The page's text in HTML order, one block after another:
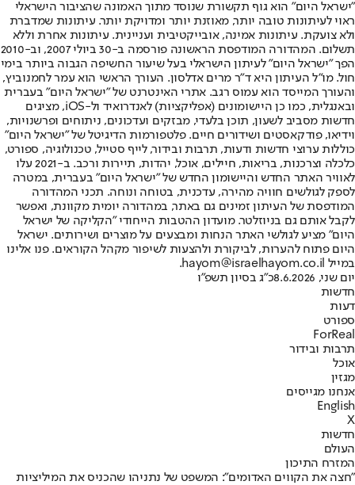
"ישראל היום" הוא גוף תקשורת שנוסד מתוך האמונה שהציבור הישראלי
ראוי לעיתונות טובה יותר, מאוזנת יותר ומדויקת יותר. עיתונות שמדברת
ולא צועקת. עיתונות אמינה, אובייקטיבית ועניינית. עיתונות אחרת וללא
תשלום. המהדורה המודפסת הראשונה פורסמה ב-30 ביולי 2007, וב-2010
הפך "ישראל היום" לעיתון הישראלי בעל שיעור החשיפה הגבוה ביותר בימי
חול. מו"ל העיתון היא ד"ר מרים אדלסון. העורך הראשי הוא עמר לחמנוביץ,
והעורך המייסד הוא עמוס רגב. אתרי האינטרנט של "ישראל היום" בעברית
ובאנגלית, כמו כן היישומונים (אפליקציות) לאנדרואיד ול-iOS, מציגים
חדשות מסביב לשעון, תוכן בלעדי, מבזקים ועדכונים, ניתוחים ופרשנויות,
וידיאו, פודקאסטים ושידורים חיים. פלטפורמות הדיגיטל של "ישראל היום"
כוללות ערוצי חדשות ודעות, תרבות ובידור, לייף סטייל, טכנולוגיה, ספורט,
כלכלה וצרכנות, בריאות, חיילים, אוכל, יהדות, תיירות ורכב. ב-2021 עלו
לאוויר האתר החדש והיישומון החדש של "ישראל היום" בעברית, במטרה
לספק לגולשים חוויה מהירה, עדכנית, בטוחה ונוחה. תכני המהדורה
המודפסת של העיתון זמינים גם באתר, במהדורה יומית מקוונת, ואפשר
לקבל אותם גם בניוזלטר. מועדון ההטבות הייחודי "הקליקה של ישראל
היום" מציע לגולשי האתר הנחות ומבצעים על מוצרים ושירותים. ישראל
היום פתוח להערות, לביקורת ולהצעות לשיפור מקהל הקוראים. פנו אלינו
במייל hayom@israelhayom.co.il.
יום שני, 8.6.2026
כ"ג בסיון תשפ"ו
חדשות
דעות
ספורט
ForReal
תרבות ובידור
אוכל
מגזין
אנחנו מגייסים
English
X
חדשות
העולם
המזרח התיכון
"חצה את הקווים האדומים": המשפט של נתניהו שהכניס את המיליציות